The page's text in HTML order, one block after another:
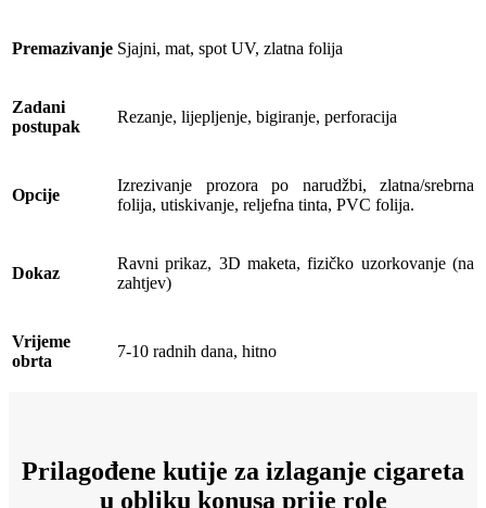
Premazivanje Sjajni, mat, spot UV, zlatna folija
Zadani
postupak
Rezanje, lijepljenje, bigiranje, perforacija
Opcije
Izrezivanje prozora po narudžbi, zlatna/srebrna
folija, utiskivanje, reljefna tinta, PVC folija.
Dokaz
Ravni prikaz, 3D maketa, fizičko uzorkovanje (na
zahtjev)
Vrijeme
obrta
7-10 radnih dana, hitno
Prilagođene kutije za izlaganje cigareta
u obliku konusa prije role